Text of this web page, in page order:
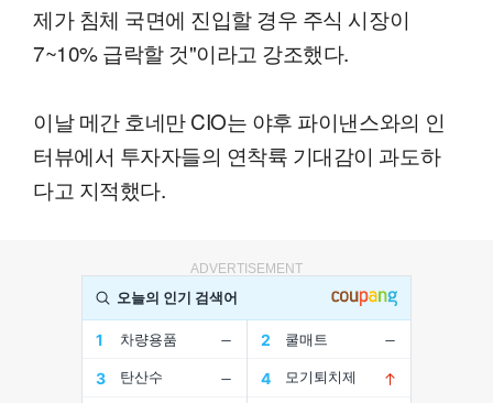
제가 침체 국면에 진입할 경우 주식 시장이
7~10% 급락할 것"이라고 강조했다.
이날 메간 호네만 CIO는 야후 파이낸스와의 인
터뷰에서 투자자들의 연착륙 기대감이 과도하
다고 지적했다.
ADVERTISEMENT